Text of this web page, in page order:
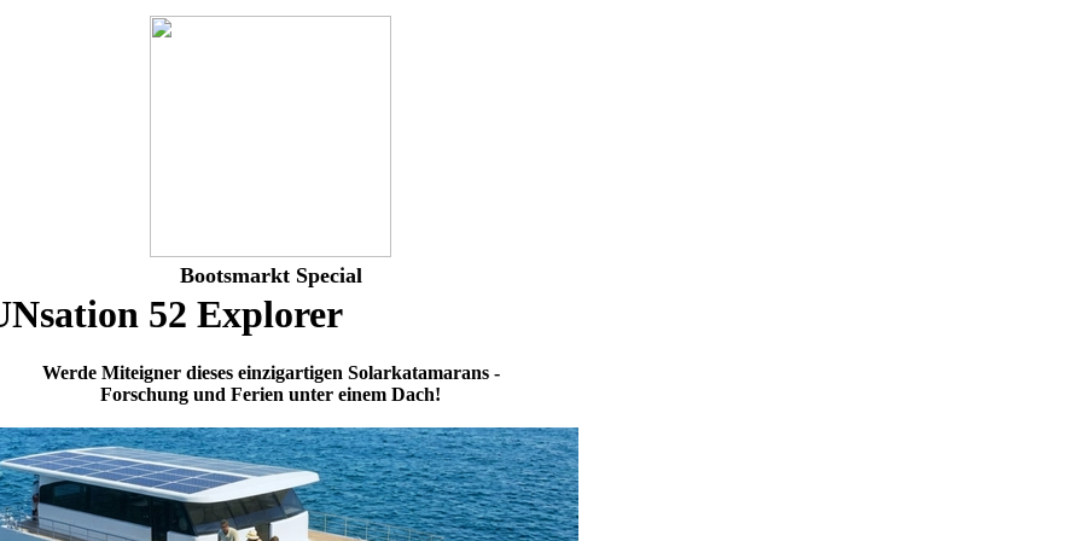
Bootsmarkt Special
52 Explorer
Werde Miteigner dieses einzigartigen Solarkatamarans -
Forschung und Ferien unter einem Dach!